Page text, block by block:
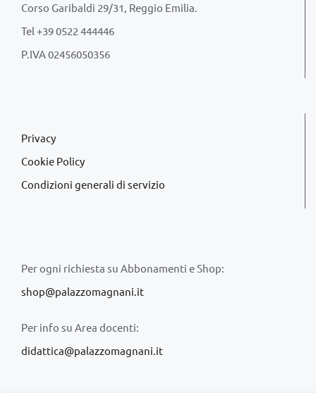
Corso Garibaldi 29/31, Reggio Emilia.
Tel +39 0522 444446
P.IVA 02456050356
Privacy
Cookie Policy
Condizioni generali di servizio
Per ogni richiesta su Abbonamenti e Shop:
shop@palazzomagnani.it
Per info su Area docenti:
didattica@palazzomagnani.it